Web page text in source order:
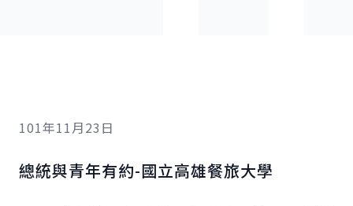
101年11月23日
總統與青年有約-國立高雄餐旅大學